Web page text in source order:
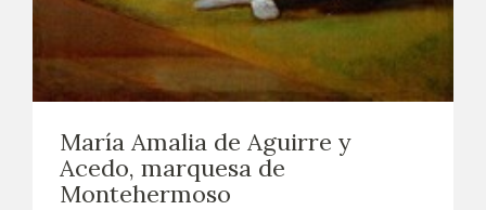
María Amalia de Aguirre y
Acedo, marquesa de
Montehermoso